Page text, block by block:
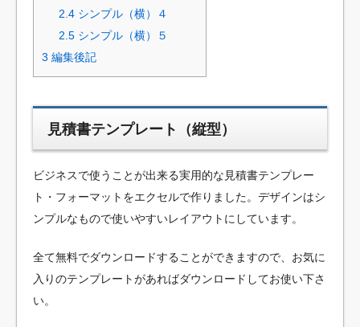
2.4 シンプル（横）４
2.5 シンプル（横）５
3 編集後記
見積書テンプレート（縦型）
ビジネスで使うことが出来る実用的な見積書テンプレー
ト・フォーマットをエクセルで作りました。デザインはシ
ンプルなもので使いやすいレイアウトにしています。
全て無料でダウンロードすることができますので、お気に
入りのテンプレートがあればダウンロードしてお使い下さ
い。